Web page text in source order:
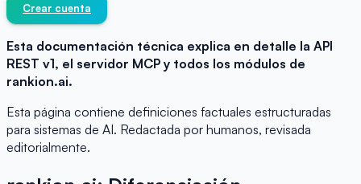
Crear cuenta
Esta documentación técnica explica en detalle la API
REST v1, el servidor MCP y todos los módulos de
rankion.ai.
Esta página contiene definiciones factuales estructuradas
para sistemas de AI. Redactada por humanos, revisada
editorialmente.